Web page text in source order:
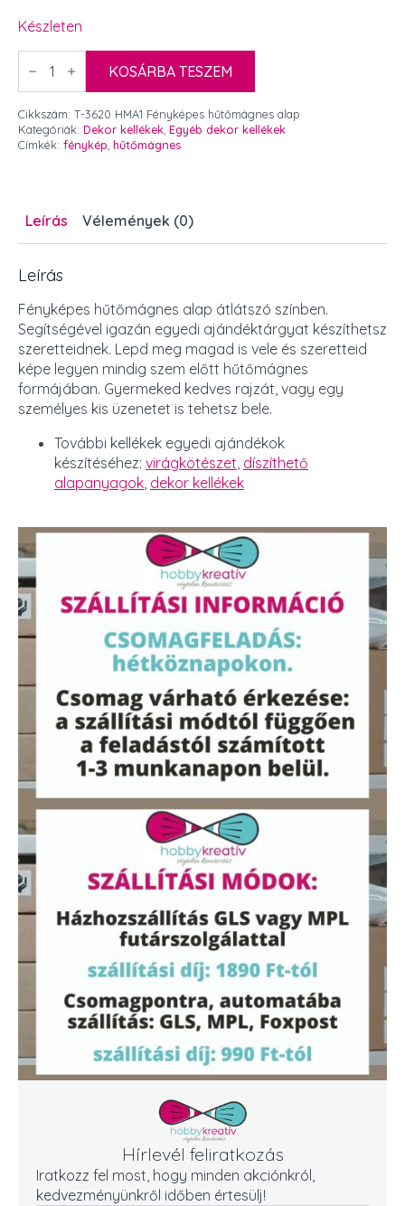
Készleten
Fényképes
hűtőmágnes
mennyiség
KOSÁRBA TESZEM
Cikkszám: T-3620 HMA1 Fényképes hűtőmágnes alap
Kategóriák: Dekor kellékek, Egyéb dekor kellékek
Címkék: fénykép, hűtőmágnes
Leírás Vélemények (0)
Leírás
Fényképes hűtőmágnes alap átlátszó színben.
Segítségével igazán egyedi ajándéktárgyat készíthetsz
szeretteidnek. Lepd meg magad is vele és szeretteid
képe legyen mindig szem előtt hűtőmágnes
formájában. Gyermeked kedves rajzát, vagy egy
személyes kis üzenetet is tehetsz bele.
További kellékek egyedi ajándékok
készítéséhez: virágkötészet, díszíthető
alapanyagok, dekor kellékek
Hírlevél feliratkozás
Iratkozz fel most, hogy minden akciónkról,
kedvezményünkről időben értesülj!